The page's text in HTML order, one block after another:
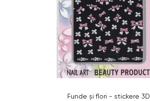
Funde şi flori - stickere 3D